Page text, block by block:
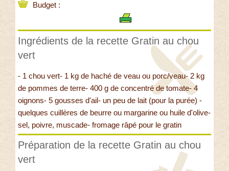
Budget :
Ingrédients de la recette Gratin au chou
vert
- 1 chou vert- 1 kg de haché de veau ou porc/veau- 2 kg
de pommes de terre- 400 g de concentré de tomate- 4
oignons- 5 gousses d'ail- un peu de lait (pour la purée) -
quelques cuillères de beurre ou margarine ou huile d'olive-
sel, poivre, muscade- fromage râpé pour le gratin
Préparation de la recette Gratin au chou
vert